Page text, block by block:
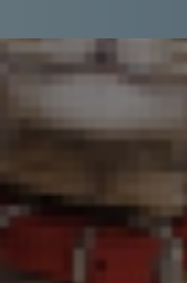
ishal gibi bağırsak
gibi
tekrarlayabilir